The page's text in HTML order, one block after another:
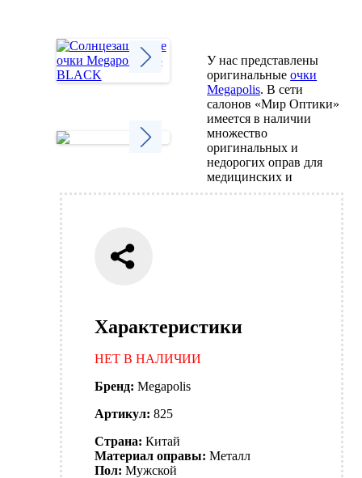
Характеристики
НЕТ В НАЛИЧИИ
Бренд: Megapolis
Артикул: 825
Страна: Китай
Материал оправы: Металл
Пол: Мужской
У нас представлены
оригинальныеочки
Megapolis. В сети
салонов «Мир Оптики»
имеется в наличии
множество
оригинальных и
недорогих оправ для
медицинских и